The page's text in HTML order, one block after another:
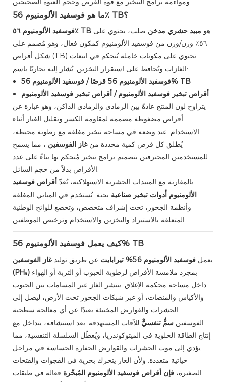
ما هو فوسفيد الألومنيوم 56٪ TB؟
فوسفيد الألومنيوم ٥٦٪ TB هو مبيد حشري مدخن صلب، يحتوي على
٥٦٪ وزن/وزن من فوسفيد الألومنيوم كمكون فعال، وهو مُصمم على
شكل أقراص (TB) تحتوي على مكونات خاملة تُتحكم في انبعاث
الغازات وتُحافظ على استقرار التخزين. يُشار إليه تجاريًا باسم:
فوسفيد الألومنيوم 56 قرصًا / فوسفيد الألومنيوم 56% TB
أقراص تبخير فوسفيد الألومنيوم / أقراص تبخير فوسفيد الألومنيوم
يتراوح لون المنتج عادةً بين الرمادي والرمادي الداكن، وهو عبارة عن
أقراص مضغوطة مصممة لمقاومة الكسر وتقليل الغبار أثناء
الاستخدام. عند وضعه في مساحة تبخير مغلقة مع رطوبة محيطة،
يُطلق كل قرص كمية محددة منغاز الفوسفين ، مما يسمح
للمستخدمين المحترفين بتصميم برامج تبخير مُتحكم بها بناءً على عدد
الأقراص بدلاً من حجم السائل.
بالمقارنة مع المبيدات الحشرية الاستهلاكية، تُعدّ أقراص فوسفيد
الألومنيوم أدوات تبخير صناعية بحتة. تُستخدم في المباني المغلقة
وأنظمة الجحور، تحت إشراف متخصص، وتخضع للوائح الوطنية
المتعلقة بالاستيراد والتخزين والاستخدام وترخيص الموظفين.
كيف يعمل فوسفيد الألومنيوم 56% TB
يعمل فوسفيد الألومنيوم 56% تيرابايت عن طريق توليدغاز الفوسفين
(PH₃)
داخل مساحة محكمة الإغلاق. ينتشر الغاز عبر المسامات بين الحبوب
والأكياس والمنصات، أو عبر شبكات الجحور تحت الأرض، ليصل إلى
الحشرات والقوارض المختبئة بعيدًا عن أي معالجة سطحية.
الفوسفين سمٌّ تنفسيٌّ للآفات المستهدفة. بعد استنشاقه، يتداخل مع
إنتاج الطاقة الخلوية في الميتوكوندريا، ويُعطّل السلسلة التنفسية، مما
يؤدي إلى موت الحشرات والقوارض الحفارة الحساسة في مراحل
حياتية متعددة. ولأن الغاز يتحرك بحرية في الفجوات والفتحات
الصغيرة، فإن أقراص فوسفيد الألومنيوم المُبخّرة فعالة في طبقات